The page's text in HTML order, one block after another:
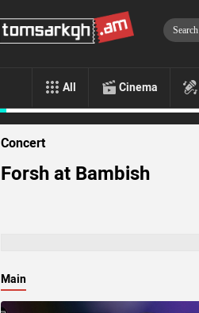
All Cinema
Concert
Forsh at Bambish
Main